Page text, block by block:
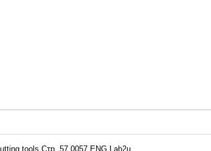
tools Стр. 57 0057 ENG Lab2u